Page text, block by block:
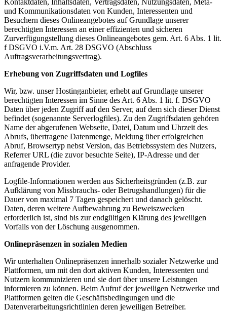
Kontaktdaten, Inhaltsdaten, Vertragsdaten, Nutzungsdaten, Meta-
und Kommunikationsdaten von Kunden, Interessenten und
Besuchern dieses Onlineangebotes auf Grundlage unserer
berechtigten Interessen an einer effizienten und sicheren
Zurverfügungstellung dieses Onlineangebotes gem. Art. 6 Abs. 1 lit.
f DSGVO i.V.m. Art. 28 DSGVO (Abschluss
Auftragsverarbeitungsvertrag).
Erhebung von Zugriffsdaten und Logfiles
Wir, bzw. unser Hostinganbieter, erhebt auf Grundlage unserer
berechtigten Interessen im Sinne des Art. 6 Abs. 1 lit. f. DSGVO
Daten über jeden Zugriff auf den Server, auf dem sich dieser Dienst
befindet (sogenannte Serverlogfiles). Zu den Zugriffsdaten gehören
Name der abgerufenen Webseite, Datei, Datum und Uhrzeit des
Abrufs, übertragene Datenmenge, Meldung über erfolgreichen
Abruf, Browsertyp nebst Version, das Betriebssystem des Nutzers,
Referrer URL (die zuvor besuchte Seite), IP-Adresse und der
anfragende Provider.
Logfile-Informationen werden aus Sicherheitsgründen (z.B. zur
Aufklärung von Missbrauchs- oder Betrugshandlungen) für die
Dauer von maximal 7 Tagen gespeichert und danach gelöscht.
Daten, deren weitere Aufbewahrung zu Beweiszwecken
erforderlich ist, sind bis zur endgültigen Klärung des jeweiligen
Vorfalls von der Löschung ausgenommen.
Onlinepräsenzen in sozialen Medien
Wir unterhalten Onlinepräsenzen innerhalb sozialer Netzwerke und
Plattformen, um mit den dort aktiven Kunden, Interessenten und
Nutzern kommunizieren und sie dort über unsere Leistungen
informieren zu können. Beim Aufruf der jeweiligen Netzwerke und
Plattformen gelten die Geschäftsbedingungen und die
Datenverarbeitungsrichtlinien deren jeweiligen Betreiber.